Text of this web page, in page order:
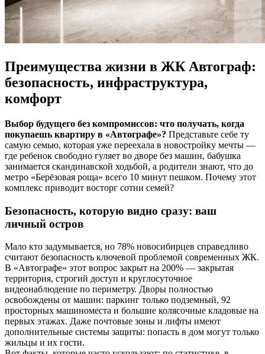
Преимущества жизни в ЖК Автограф:
безопасность, инфраструктура,
комфорт
Выбор будущего без компромиссов: что получать, когда
покупаешь квартиру в «Автографе»? Представьте себе ту
самую семью, которая уже переехала в новостройку мечты —
где ребенок свободно гуляет во дворе без машин, бабушка
занимается скандинавской ходьбой, а родители знают, что до
метро «Берёзовая роща» всего 10 минут пешком. Почему этот
комплекс приводит восторг сотни семей?
Безопасность, которую видно сразу: ваш
личный остров
Мало кто задумывается, но 78% новосибирцев справедливо
считают безопасность ключевой проблемой современных ЖК.
В «Автографе» этот вопрос закрыт на 200% — закрытая
территория, строгий доступ и круглосуточное
видеонаблюдение по периметру. Дворы полностью
освобождены от машин: паркинг только подземный, 92
просторных машиноместа и большие колясочные кладовые на
первых этажах. Даже почтовые зоны и лифты имеют
дополнительные системы защиты: попасть в дом могут только
жильцы и их гости.